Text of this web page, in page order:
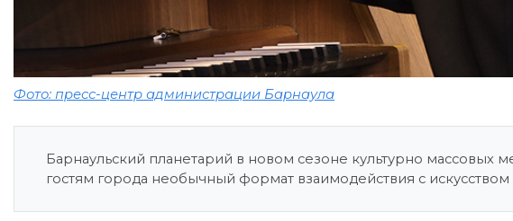
Фото: пресс-центр администрации Барнаула
Барнаульский планетарий в новом сезоне культурно массовых
гостям города необычный формат взаимодействия с искусством